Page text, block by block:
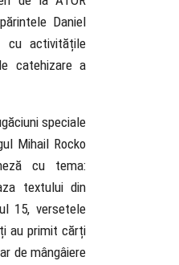
Daniel
cu activitățile
catehizare a
speciale
Mihail Rocko
cu tema:
textului din
15, versetele
au primit cărți
de mângâiere